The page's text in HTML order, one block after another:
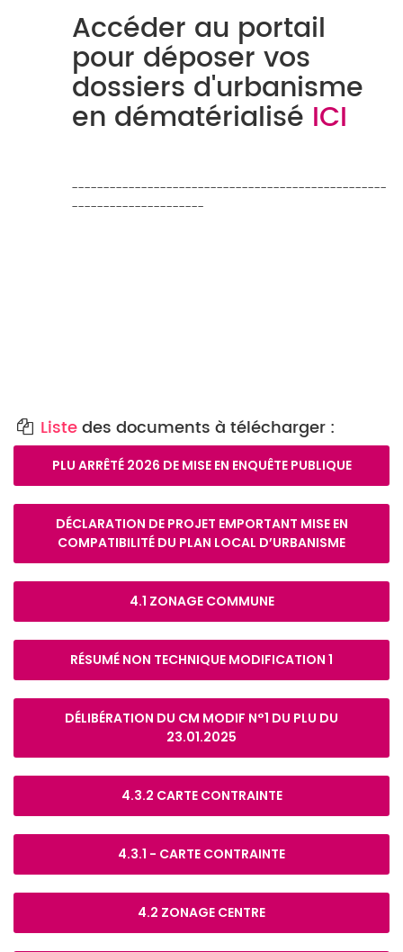
Accéder au portail
pour déposer vos
dossiers d'urbanisme
en dématérialisé ICI
--------------------------------------------------
---------------------
Listedes documents à télécharger :
PLU ARRÊTÉ 2026 DE MISE EN ENQUÊTE PUBLIQUE
DÉCLARATION DE PROJET EMPORTANT MISE EN
COMPATIBILITÉ DU PLAN LOCAL D’URBANISME
4.1 ZONAGE COMMUNE
RÉSUMÉ NON TECHNIQUE MODIFICATION 1
DÉLIBÉRATION DU CM MODIF N°1 DU PLU DU
23.01.2025
4.3.2 CARTE CONTRAINTE
4.3.1 - CARTE CONTRAINTE
4.2 ZONAGE CENTRE